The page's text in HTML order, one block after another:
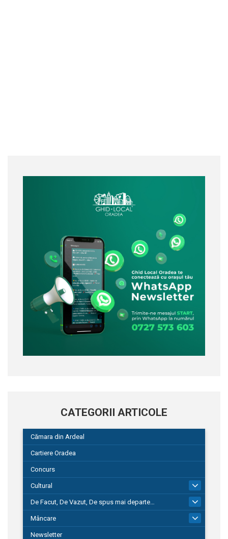
CATEGORII ARTICOLE
Cămara din Ardeal
Cartiere Oradea
Concurs
Cultural
De Facut, De Vazut, De spus mai departe…
580
Mâncare
Newsletter